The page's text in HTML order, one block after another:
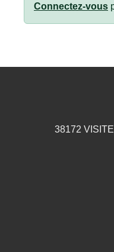
Connectez-vous
38172